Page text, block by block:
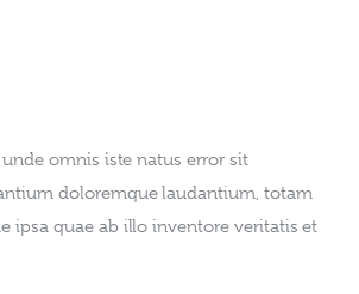
omnis iste natus error sit
doloremque laudantium, totam
ipsa quae ab illo inventore veritatis et